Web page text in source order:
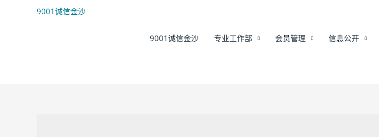
9001诚信金沙
9001诚信金沙 专业工作部 会员管理 信息公开